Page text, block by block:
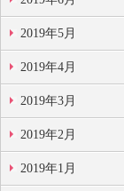
2019年5月
2019年4月
2019年3月
2019年2月
2019年1月